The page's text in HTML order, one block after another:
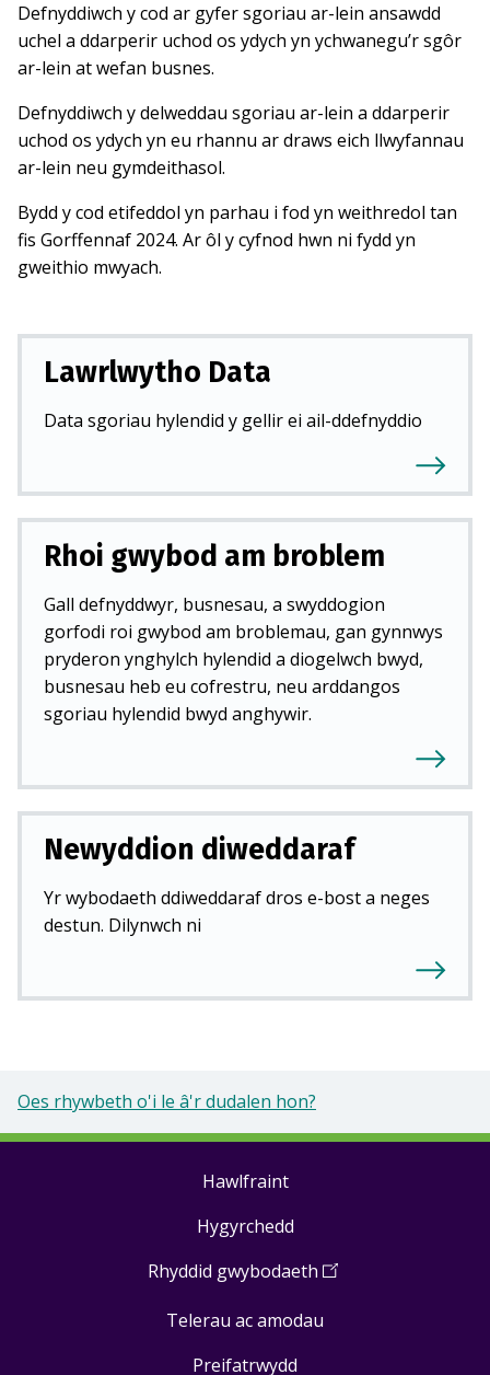
Defnyddiwch y cod ar gyfer sgoriau ar-lein ansawdd
uchel a ddarperir uchod os ydych yn ychwanegu’r sgôr
ar-lein at wefan busnes.
Defnyddiwch y delweddau sgoriau ar-lein a ddarperir
uchod os ydych yn eu rhannu ar draws eich llwyfannau
ar-lein neu gymdeithasol.
Bydd y cod etifeddol yn parhau i fod yn weithredol tan
fis Gorffennaf 2024. Ar ôl y cyfnod hwn ni fydd yn
gweithio mwyach.
Lawrlwytho Data
Data sgoriau hylendid y gellir ei ail-ddefnyddio
Rhoi gwybod am broblem
Gall defnyddwyr, busnesau, a swyddogion
gorfodi roi gwybod am broblemau, gan gynnwys
pryderon ynghylch hylendid a diogelwch bwyd,
busnesau heb eu cofrestru, neu arddangos
sgoriau hylendid bwyd anghywir.
Newyddion diweddaraf
Yr wybodaeth ddiweddaraf dros e-bost a neges
destun. Dilynwch ni
Oes rhywbeth o'i le â'r dudalen hon?
Hawlfraint
Hygyrchedd
Rhyddid gwybodaeth (Open
a
Telerau ac amodau
Preifatrwydd